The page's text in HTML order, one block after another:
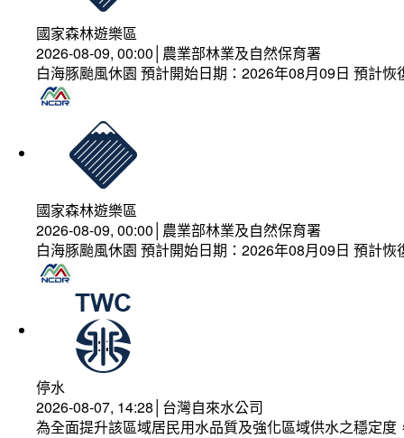
國家森林遊樂區
2026-08-09, 00:00│農業部林業及自然保育署
白海豚颱風休園 預計開始日期：2026年08月09日 預計
國家森林遊樂區
2026-08-09, 00:00│農業部林業及自然保育署
白海豚颱風休園 預計開始日期：2026年08月09日 預計
停水
2026-08-07, 14:28│台灣自來水公司
為全面提升該區域居民用水品質及強化區域供水之穩定